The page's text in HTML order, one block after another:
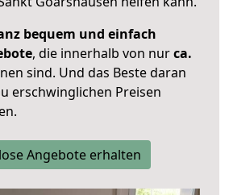
bequem und einfach
, die innerhalb von nurca.
sind. Und das Beste daran
erschwinglichen Preisen
Angebote erhalten